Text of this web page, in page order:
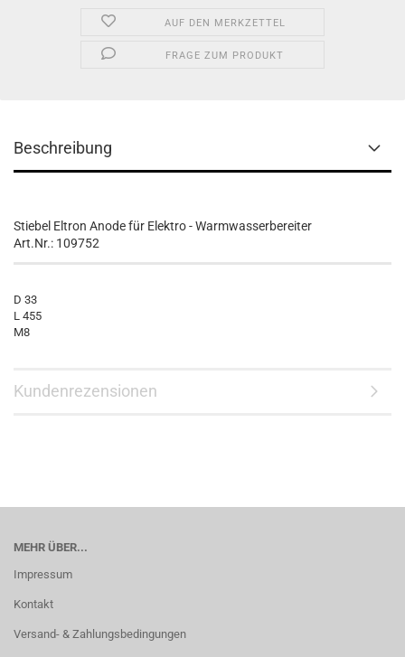
AUF DEN MERKZETTEL
FRAGE ZUM PRODUKT
Beschreibung
Stiebel Eltron Anode für Elektro - Warmwasserbereiter
Art.Nr.: 109752
D 33
L 455
M8
Kundenrezensionen
MEHR ÜBER...
Impressum
Kontakt
Versand- & Zahlungsbedingungen